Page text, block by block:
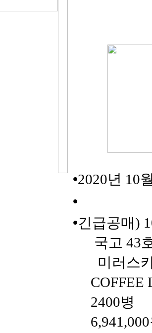
•2020년 1 0
•
•긴급공매)
국고43
미러스
COFFEE
2400병
6,941,000